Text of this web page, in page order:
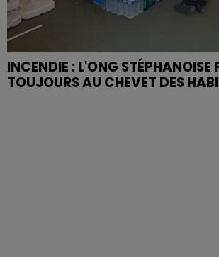
INCENDIE : L'ONG STÉPHANOISE
TOUJOURS AU CHEVET DES